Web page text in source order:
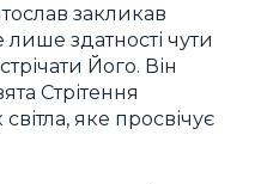
закликав
здатності чути
Його. Він
Стрітення
яке просвічує